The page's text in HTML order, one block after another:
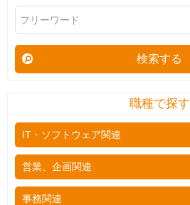
検索する
職種で探す
IT・ソフトウェア関連
Webプログラマー
ネットワークエンジニア
営業、企画関連
営業
事務関連